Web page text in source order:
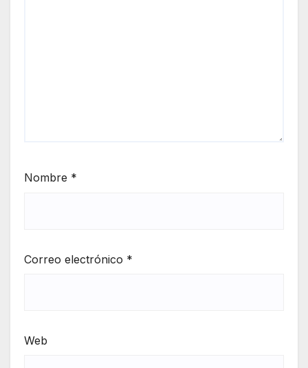
Nombre *
Correo electrónico *
Web